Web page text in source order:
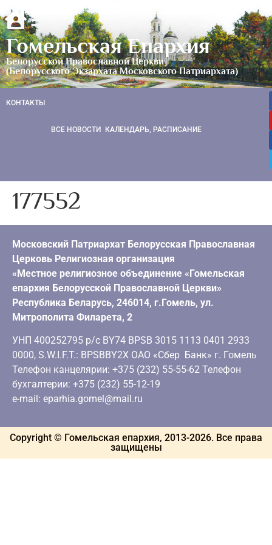
Гомельская Епархия
Белорусской Православной Церкви
(Белорусского Экзархата Московского Патриархата)
КОНТАКТЫ
ВСЕ НОВОСТИ КАЛЕНДАРЬ, РАСПИСАНИЕ
177552
Московский Патриархат Белорусская Православная
Церковь Религиозная организация
«Местное религиозное объединение «Гомельская
епархия Белорусской Православной Церкви»
Республика Беларусь, 246014, г.Гомель, ул.
Митрополита Филарета, 2
УНП 400252795 р/с BY74 BPSB 3015 1113 0401 2933
0000, S.W.I.F.T.: BPSBBY2X ОАО «Сбер Банк» г. Гомель
Телефон канцелярии: +375 (232) 55-55-62 Телефон
бухгалтерии: +375 (232) 55-12-19
e-mail: eparhia.gomel@mail.ru
Copyright © Гомельская епархия, 2013-2026. Все права
защищены